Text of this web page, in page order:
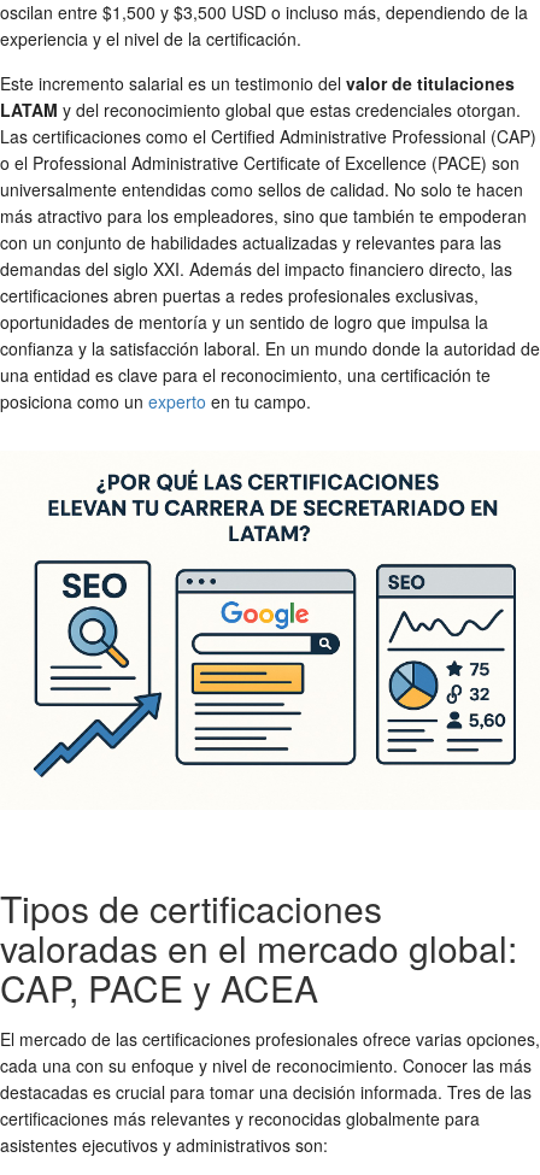
oscilan entre $1,500 y $3,500 USD o incluso más, dependiendo de la
experiencia y el nivel de la certificación.
Este incremento salarial es un testimonio del valor de titulaciones
LATAM y del reconocimiento global que estas credenciales otorgan.
Las certificaciones como el Certified Administrative Professional (CAP)
o el Professional Administrative Certificate of Excellence (PACE) son
universalmente entendidas como sellos de calidad. No solo te hacen
más atractivo para los empleadores, sino que también te empoderan
con un conjunto de habilidades actualizadas y relevantes para las
demandas del siglo XXI. Además del impacto financiero directo, las
certificaciones abren puertas a redes profesionales exclusivas,
oportunidades de mentoría y un sentido de logro que impulsa la
confianza y la satisfacción laboral. En un mundo donde la autoridad de
una entidad es clave para el reconocimiento, una certificación te
posiciona como un experto en tu campo.
Tipos de certificaciones
valoradas en el mercado global:
CAP, PACE y ACEA
El mercado de las certificaciones profesionales ofrece varias opciones,
cada una con su enfoque y nivel de reconocimiento. Conocer las más
destacadas es crucial para tomar una decisión informada. Tres de las
certificaciones más relevantes y reconocidas globalmente para
asistentes ejecutivos y administrativos son: